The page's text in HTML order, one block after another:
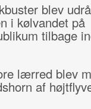
blev
i kølvandet på
tilbage
lærred blev
af